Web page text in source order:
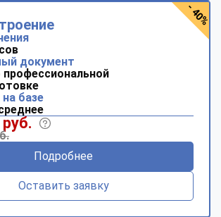
документ
базе
Подробнее
Оставить заявку
- 40%